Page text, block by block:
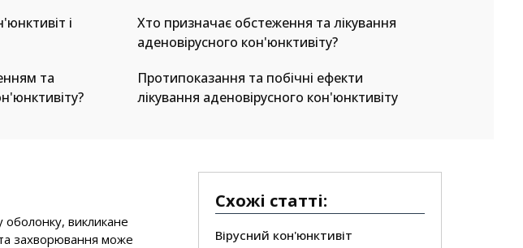
і
Хто призначає обстеження та лікування
аденовірусного кон'юнктивіту?
та
Протипоказання та побічні ефекти
лікування аденовірусного кон'юнктивіту
Схожі статті:
Вірусний кон'юнктивіт
викликане
захворювання може